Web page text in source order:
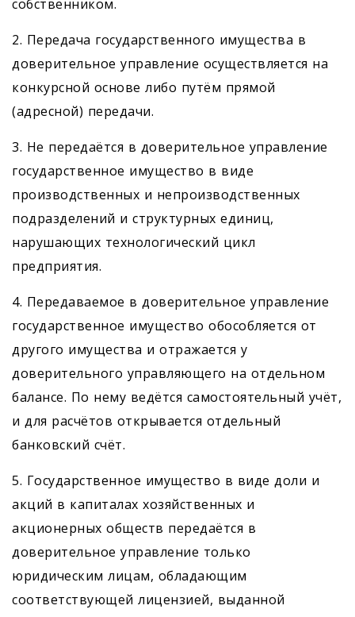
собственником.
2. Передача государственного имущества в
доверительное управление осуществляется на
конкурсной основе либо путём прямой
(адресной) передачи.
3. Не передаётся в доверительное управление
государственное имущество в виде
производственных и непроизводственных
подразделений и структурных единиц,
нарушающих технологический цикл
предприятия.
4. Передаваемое в доверительное управление
государственное имущество обособляется от
другого имущества и отражается у
доверительного управляющего на отдельном
балансе. По нему ведётся самостоятельный учёт,
и для расчётов открывается отдельный
банковский счёт.
5. Государственное имущество в виде доли и
акций в капиталах хозяйственных и
акционерных обществ передаётся в
доверительное управление только
юридическим лицам, обладающим
соответствующей лицензией, выданной